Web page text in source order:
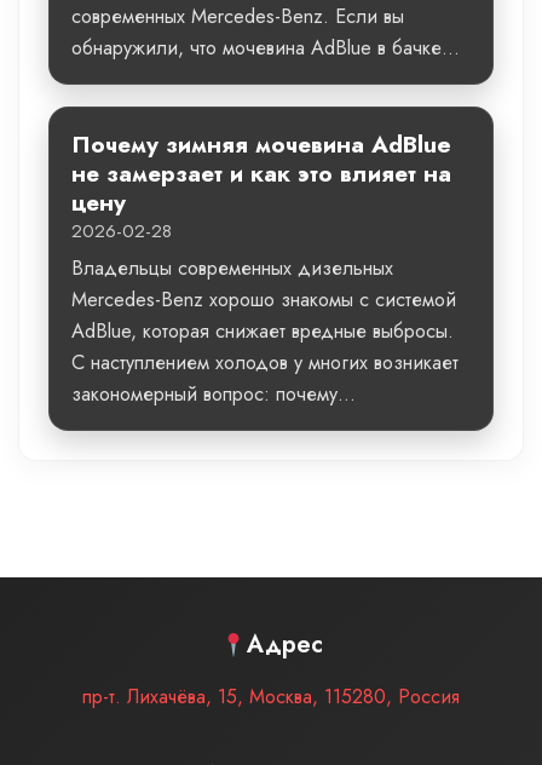
современных Mercedes-Benz. Если вы
обнаружили, что мочевина AdBlue в бачке...
Почему зимняя мочевина AdBlue
не замерзает и как это влияет на
цену
2026-02-28
Владельцы современных дизельных
Mercedes-Benz хорошо знакомы с системой
AdBlue, которая снижает вредные выбросы.
С наступлением холодов у многих возникает
закономерный вопрос: почему...
Адрес
пр-т. Лихачёва, 15, Москва, 115280, Россия